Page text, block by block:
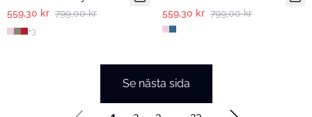
559,30 kr 799,00 kr
+3
559,30 kr 799,00 kr
Se nästa sida